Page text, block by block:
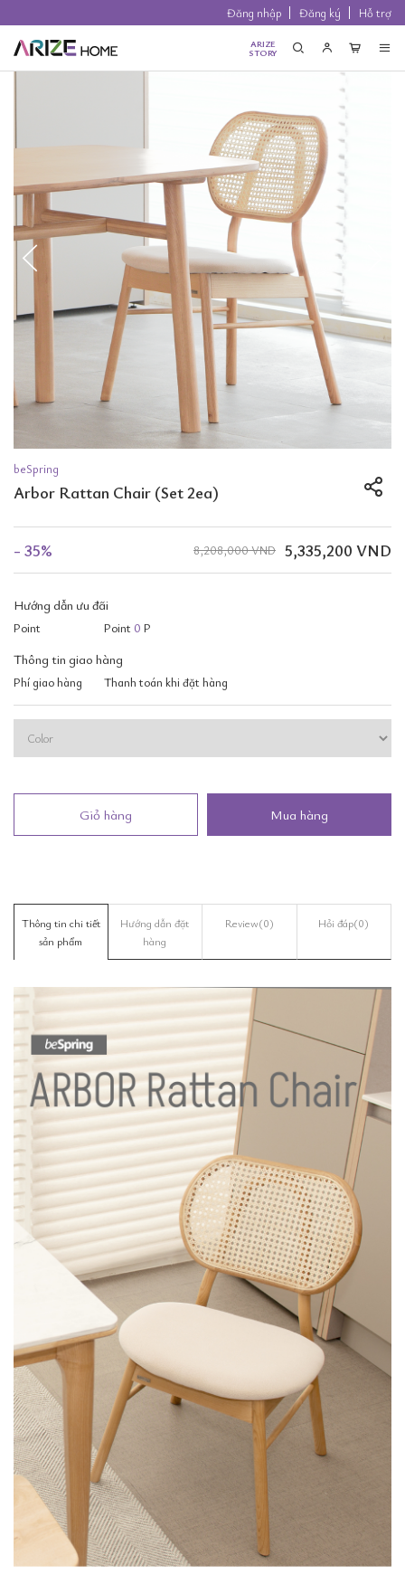
Đăng nhập Đăng ký Hỗ trợ
ARIZE
STORY
beSpring
Arbor Rattan Chair (Set 2ea)
- 35% 5,335,200 VND
8,208,000 VND
Hướng dẫn ưu đãi
Point Point 0 P
Thông tin giao hàng
Phí giao hàng Thanh toán khi đặt hàng
Giỏ hàng Mua hàng
Thông tin chi tiết
sản phẩm
Hướng dẫn đặt
hàng
Review(0) Hỏi đáp(0)